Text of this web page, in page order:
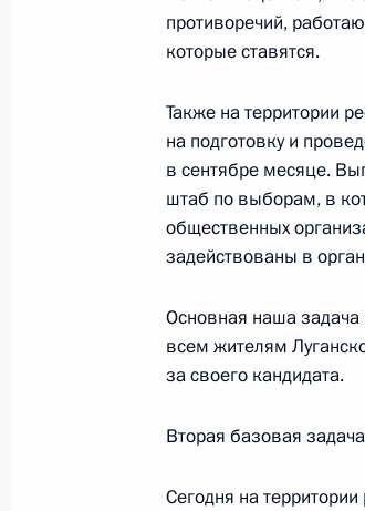
24 августа 2023 года, 20:20
Встреча с врио
24 августа 2023 года, 18:55
Заседание в
Лидеры БРИКС
24 августа 2023 года, 11:15
противоречий,
которые ставятся.
Также на территории
на подготовку и
в сентябре месяце.
штаб по выборам, в
общественных
задействованы в
Основная наша задача
всем жителям
за своего кандидата.
Вторая базовая
Сегодня на